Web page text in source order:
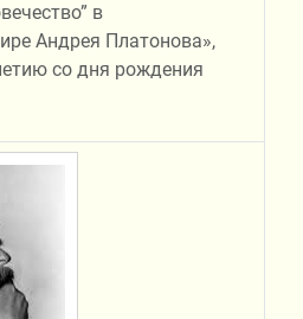
в
Андрея Платонова»,
со дня рождения